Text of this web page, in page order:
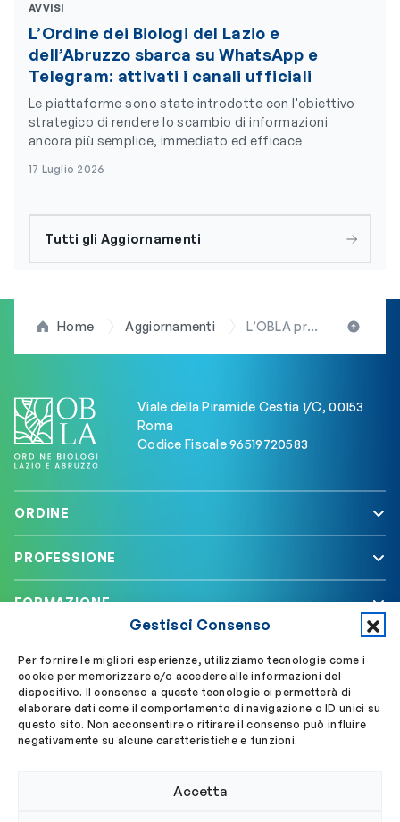
Gestisci Consenso
Per fornire le migliori esperienze, utilizziamo tecnologie come i
cookie per memorizzare e/o accedere alle informazioni del
dispositivo. Il consenso a queste tecnologie ci permetterà di
elaborare dati come il comportamento di navigazione o ID unici su
questo sito. Non acconsentire o ritirare il consenso può influire
negativamente su alcune caratteristiche e funzioni.
Accetta
AVVISI
L’Ordine dei Biologi del Lazio e
dell’Abruzzo sbarca su WhatsApp e
Telegram: attivati i canali ufficiali
Le piattaforme sono state introdotte con l'obiettivo
strategico di rendere lo scambio di informazioni
ancora più semplice, immediato ed efficace
17 Luglio 2026
Tutti gli Aggiornamenti
Home Aggiornamenti L’OBLA propone la costituzione di un tavolo tecnico per definire l’inquadramento professionale dei biologi AIFA
Viale della Piramide Cestia 1/C, 00153
Roma
Codice Fiscale 96519720583
ORDINE
PROFESSIONE
FORMAZIONE
Segui OBLA su Accedi a My OBLA